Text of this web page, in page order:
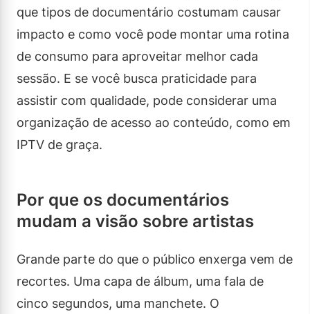
que tipos de documentário costumam causar
impacto e como você pode montar uma rotina
de consumo para aproveitar melhor cada
sessão. E se você busca praticidade para
assistir com qualidade, pode considerar uma
organização de acesso ao conteúdo, como em
IPTV de graça.
Por que os documentários
mudam a visão sobre artistas
Grande parte do que o público enxerga vem de
recortes. Uma capa de álbum, uma fala de
cinco segundos, uma manchete. O